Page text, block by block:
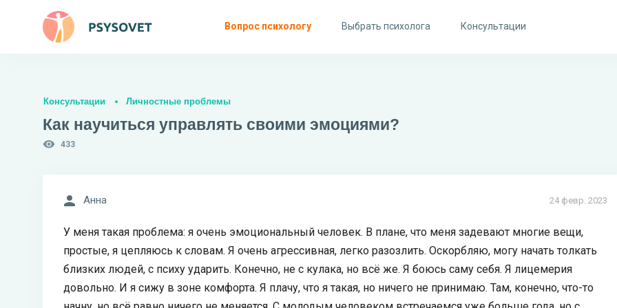
Вопрос психологу Выбрать психолога Консультации
Консультации Личностные проблемы
Как научиться управлять своими эмоциями?
433
24 февр. 2023
Анна
У меня такая проблема: я очень эмоциональный человек. В плане, что меня задевают многие вещи,
простые, я цепляюсь к словам. Я очень агрессивная, легко разозлить. Оскорбляю, могу начать толкать
близких людей, с психу ударить. Конечно, не с кулака, но всё же. Я боюсь саму себя. Я лицемерия
довольно. И я сижу в зоне комфорта. Я плачу, что я такая, но ничего не принимаю. Там, конечно, что-то